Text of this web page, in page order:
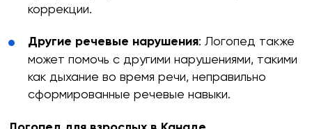
коррекции.
Другие речевые нарушения: Логопед также
может помочь с другими нарушениями, такими
как дыхание во время речи, неправильно
сформированные речевые навыки.